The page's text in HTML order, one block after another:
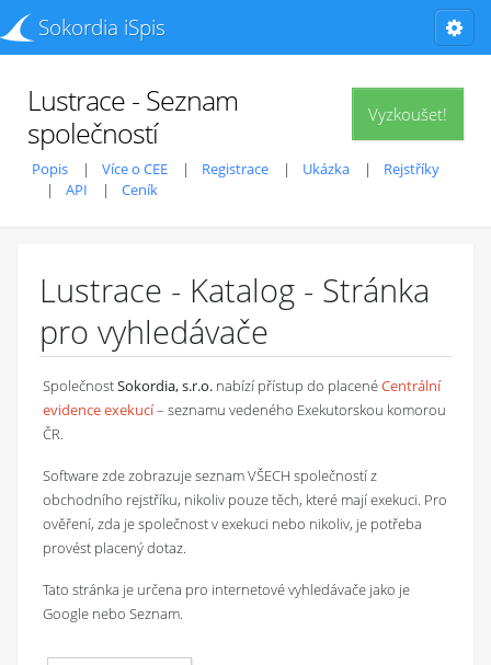
Sokordia iSpis
Vyzkoušet!
Lustrace - Seznam
společností
Popis Více o CEE Registrace Ukázka
Rejstříky
API
Ceník
Lustrace - Katalog - Stránka
pro vyhledávače
SpolečnostSokordia, s.r.o. nabízí přístup do placenéCentrální
evidence exekucí– seznamu vedeného Exekutorskou komorou
ČR.
Software zde zobrazuje seznam VŠECH společností z
obchodního rejstříku, nikoliv pouze těch, které mají exekuci. Pro
ověření, zda je společnost v exekuci nebo nikoliv, je potřeba
provést placený dotaz.
Tato stránka je určena pro internetové vyhledávače jako je
Google nebo Seznam.